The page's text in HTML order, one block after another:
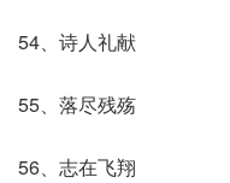
54、诗人礼献
55、落尽残殇
56、志在飞翔